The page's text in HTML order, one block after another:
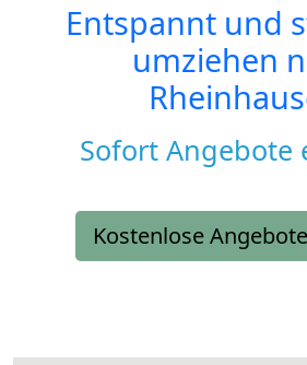
Entspannt und
umziehen
Sofort Angebote
Kostenlose